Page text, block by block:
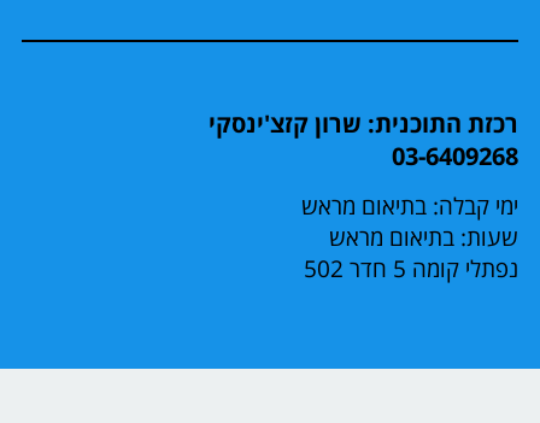
רכזת התוכנית: שרון קזצ'ינסקי
03-6409268
ימי קבלה: בתיאום מראש
שעות: בתיאום מראש
נפתלי קומה 5 חדר 502